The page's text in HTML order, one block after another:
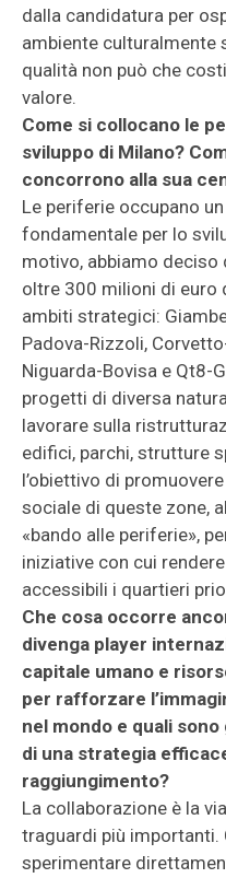
dalla candidatura per
ambiente culturalmente
qualità non può che
valore.
Come si collocano le
sviluppo di Milano?
concorrono alla sua
Le periferie occupano
fondamentale per lo
motivo, abbiamo deciso
oltre 300 milioni di euro
ambiti strategici:
Padova-Rizzoli,
Niguarda-Bovisa e Qt8-
progetti di diversa
lavorare sulla
edifici, parchi, strutture
l’obiettivo di
sociale di queste zone,
«bando alle periferie»,
iniziative con cui
accessibili i quartieri
Che cosa occorre
divenga player
capitale umano e
per rafforzare
nel mondo e quali
di una strategia
raggiungimento?
La collaborazione è la
traguardi più importanti.
sperimentare